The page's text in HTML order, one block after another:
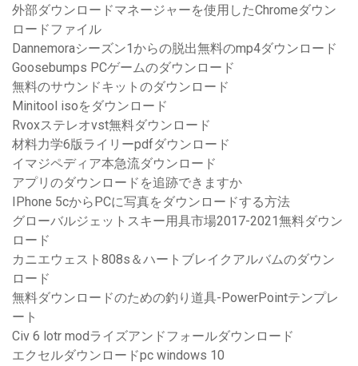
外部ダウンロードマネージャーを使用したChromeダウン
ロードファイル
Dannemoraシーズン1からの脱出無料のmp4ダウンロード
Goosebumps PCゲームのダウンロード
無料のサウンドキットのダウンロード
Minitool isoをダウンロード
Rvoxステレオvst無料ダウンロード
材料力学6版ライリーpdfダウンロード
イマジペディア本急流ダウンロード
アプリのダウンロードを追跡できますか
IPhone 5cからPCに写真をダウンロードする方法
グローバルジェットスキー用具市場2017-2021無料ダウン
ロード
カニエウェスト808s＆ハートブレイクアルバムのダウン
ロード
無料ダウンロードのための釣り道具-PowerPointテンプレ
ート
Civ 6 lotr modライズアンドフォールダウンロード
エクセルダウンロードpc windows 10